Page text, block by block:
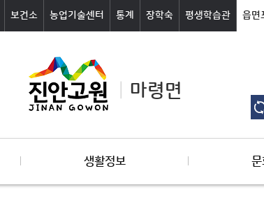
보건소 농업기술센터 통계 장학숙 평생학습관 읍면
마령면
생활정보 문